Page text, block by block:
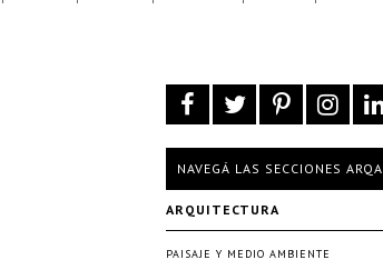
NAVEGÁ LAS SECCIONES ARQA
ARQUITECTURA
PAISAJE Y MEDIO AMBIENTE